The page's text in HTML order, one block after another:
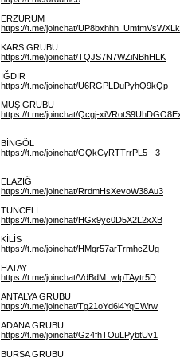
ERZURUM
https://t.me/joinchat/
KARS GRUBU
https://t.me/joinchat/TQJS7N7WZiNBhHLK
IĞDIR
https://t.me/joinchat/U6RGPLDuPyhQ9kQp
MUŞ GRUBU
https://t.me/joinchat/Qcgj-
BİNGÖL
https://t.me/joinchat/GQkCyRTTrrPL5_-3
ELAZIĞ
https://t.me/joinchat/RrdmHsXevoW38Au3
TUNCELİ
https://t.me/joinchat/HGx9yc0D5X2L2xXB
KİLİS
https://t.me/joinchat/HMqr57arTrmhcZUg
HATAY
https://t.me/joinchat/VdBdM_wfpTAytr5D
ANTALYA GRUBU
https://t.me/joinchat/Tg21oYd6i4YqCWrw
ADANA GRUBU
https://t.me/joinchat/Gz4fhTOuLPybtUv1
BURSA GRUBU